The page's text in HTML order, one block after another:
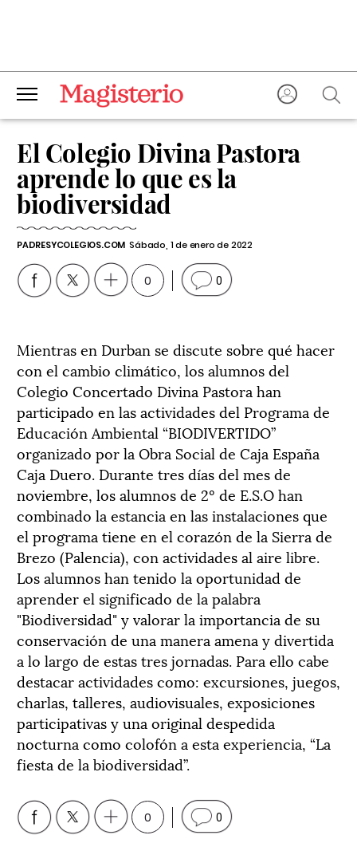
El Colegio Divina Pastora
aprende lo que es la
biodiversidad
PADRESYCOLEGIOS.COM Sábado, 1 de enero de 2022
0 0
Mientras en Durban se discute sobre qué hacer
con el cambio climático, los alumnos del
Colegio Concertado Divina Pastora han
participado en las actividades del Programa de
Educación Ambiental “BIODIVERTIDO”
organizado por la Obra Social de Caja España
Caja Duero. Durante tres días del mes de
noviembre, los alumnos de 2º de E.S.O han
combinado la estancia en las instalaciones que
el programa tiene en el corazón de la Sierra de
Brezo (Palencia), con actividades al aire libre.
Los alumnos han tenido la oportunidad de
aprender el significado de la palabra
"Biodiversidad" y valorar la importancia de su
conservación de una manera amena y divertida
a lo largo de estas tres jornadas. Para ello cabe
destacar actividades como: excursiones, juegos,
charlas, talleres, audiovisuales, exposiciones
participativas y una original despedida
nocturna como colofón a esta experiencia, “La
fiesta de la biodiversidad”.
0 0